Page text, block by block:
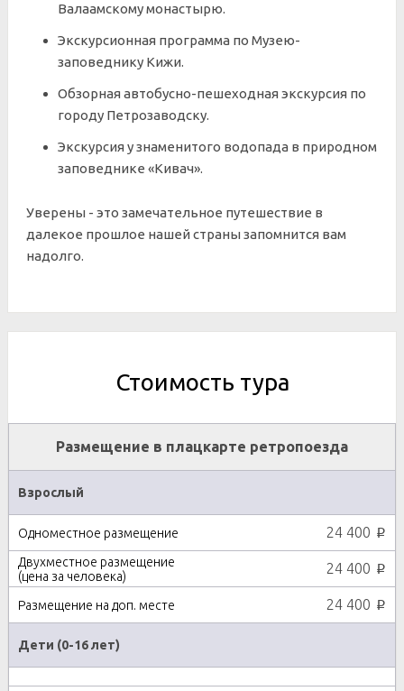
Валаамскому монастырю.
Экскурсионная программа по Музею-
заповеднику Кижи.
Обзорная автобусно-пешеходная экскурсия по
городу Петрозаводску.
Экскурсия у знаменитого водопада в природном
заповеднике «Кивач».
Уверены - это замечательное путешествие в
далекое прошлое нашей страны запомнится вам
надолго.
Стоимость тура
Размещение в плацкарте ретропоезда
Взрослый
24 400 p
24 400 p
24 400 p
Дети (0-16 лет)